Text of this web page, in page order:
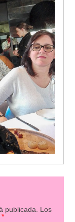
publicada. Los
*